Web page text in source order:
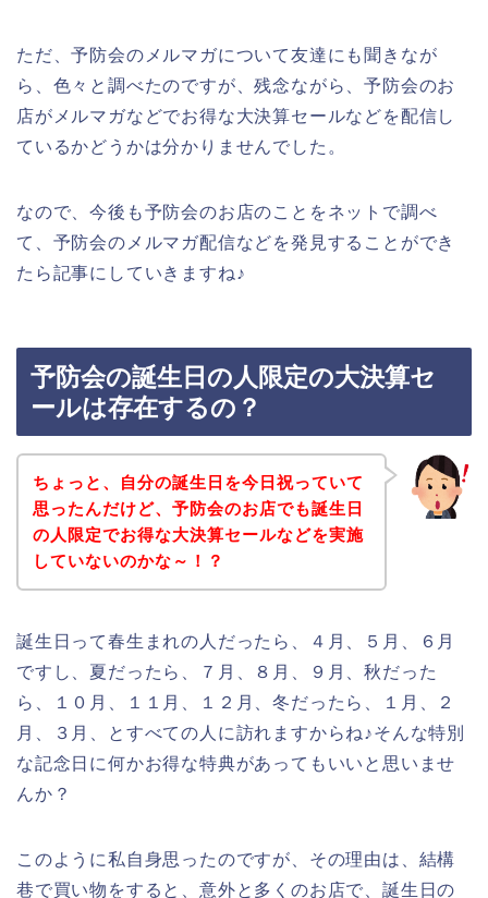
ただ、予防会のメルマガについて友達にも聞きなが
ら、色々と調べたのですが、残念ながら、予防会のお
店がメルマガなどでお得な大決算セールなどを配信し
ているかどうかは分かりませんでした。
なので、今後も予防会のお店のことをネットで調べ
て、予防会のメルマガ配信などを発見することができ
たら記事にしていきますね♪
予防会の誕生日の人限定の大決算セ
ールは存在するの？
ちょっと、自分の誕生日を今日祝っていて
思ったんだけど、予防会のお店でも誕生日
の人限定でお得な大決算セールなどを実施
していないのかな～！？
誕生日って春生まれの人だったら、４月、５月、６月
ですし、夏だったら、７月、８月、９月、秋だった
ら、１０月、１１月、１２月、冬だったら、１月、２
月、３月、とすべての人に訪れますからね♪そんな特別
な記念日に何かお得な特典があってもいいと思いませ
んか？
このように私自身思ったのですが、その理由は、結構
巷で買い物をすると、意外と多くのお店で、誕生日の